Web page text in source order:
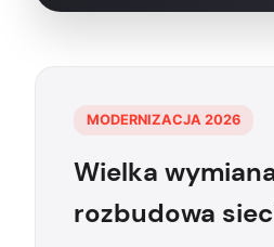
MODERNIZACJA 2026
Wielka
rozbudowa